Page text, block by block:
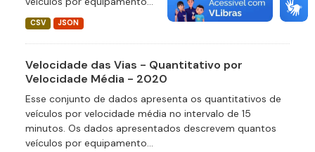
CSV JSON
Velocidade das Vias - Quantitativo por
Velocidade Média - 2020
Esse conjunto de dados apresenta os quantitativos de
veículos por velocidade média no intervalo de 15
minutos. Os dados apresentados descrevem quantos
veículos por equipamento...